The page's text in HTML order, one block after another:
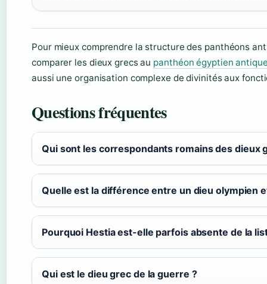
Pour mieux comprendre la structure des panthéons
comparer les dieux grecs au panthéon égyptien
aussi une organisation complexe de divinités aux
Questions fréquentes
Qui sont les correspondants romains des dieux
Quelle est la différence entre un dieu olympien
Pourquoi Hestia est-elle parfois absente de la
Qui est le dieu grec de la guerre ?